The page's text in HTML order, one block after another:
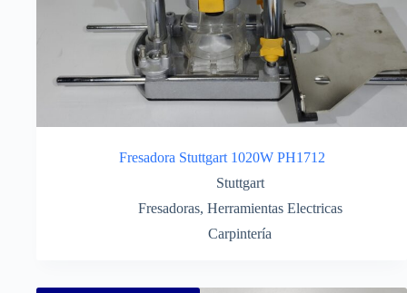
Fresadora Stuttgart 1020W PH1712
Stuttgart
Fresadoras, Herramientas Electricas
Carpintería